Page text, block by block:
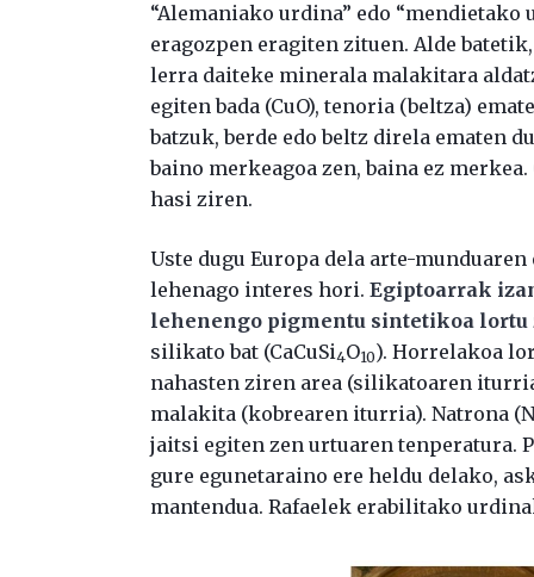
“Alemaniako urdina” edo
eragozpen eragiten zituen. Alde
lerra daiteke minerala malakitara
egiten bada (CuO), tenoria (beltza)
batzuk, berde edo beltz direla ematen
baino merkeagoa zen, baina ez
hasi ziren.
Uste dugu Europa dela arte-
lehenago interes hori. Egiptoarrak
lehenengo pigmentu sintetikoa
silikato bat (CaCuSi4O10). Horrelakoa
nahasten ziren area (silikatoaren
malakita (kobrearen iturria). Natrona
jaitsi egiten zen urtuaren tenperatura.
gure egunetaraino ere heldu delako,
mantendua. Rafaelek erabilitako